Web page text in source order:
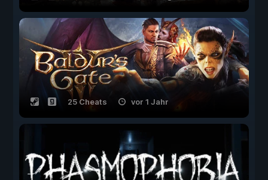
25 Cheats vor 1 Jahr